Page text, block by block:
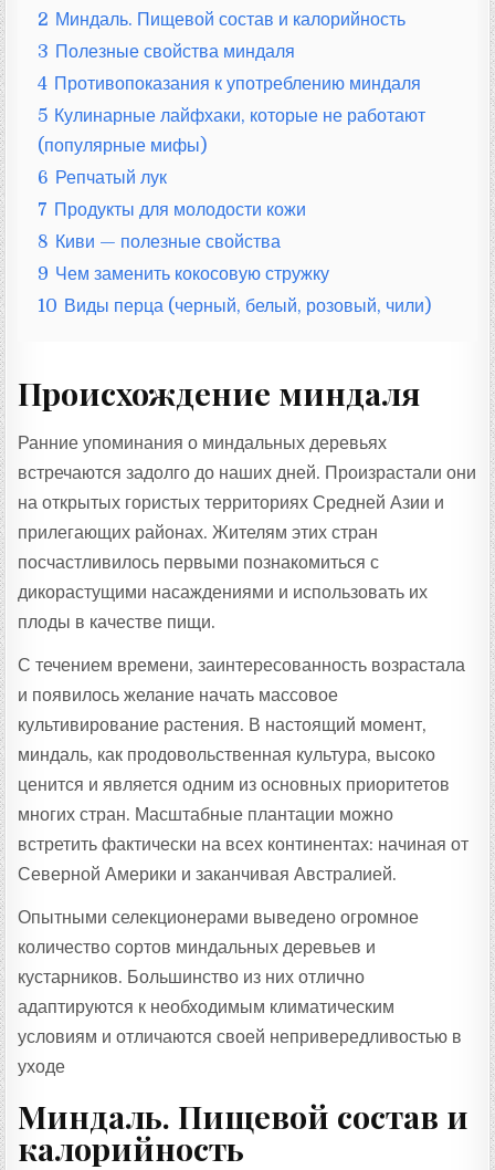
2 Миндаль. Пищевой состав и калорийность
3 Полезные свойства миндаля
4 Противопоказания к употреблению миндаля
5 Кулинарные лайфхаки, которые не работают
(популярные мифы)
6 Репчатый лук
7 Продукты для молодости кожи
8 Киви — полезные свойства
9 Чем заменить кокосовую стружку
10 Виды перца (черный, белый, розовый, чили)
Происхождение миндаля
Ранние упоминания о миндальных деревьях
встречаются задолго до наших дней. Произрастали они
на открытых гористых территориях Средней Азии и
прилегающих районах. Жителям этих стран
посчастливилось первыми познакомиться с
дикорастущими насаждениями и использовать их
плоды в качестве пищи.
С течением времени, заинтересованность возрастала
и появилось желание начать массовое
культивирование растения. В настоящий момент,
миндаль, как продовольственная культура, высоко
ценится и является одним из основных приоритетов
многих стран. Масштабные плантации можно
встретить фактически на всех континентах: начиная от
Северной Америки и заканчивая Австралией.
Опытными селекционерами выведено огромное
количество сортов миндальных деревьев и
кустарников. Большинство из них отлично
адаптируются к необходимым климатическим
условиям и отличаются своей непривередливостью в
уходе
Миндаль. Пищевой состав и
калорийность